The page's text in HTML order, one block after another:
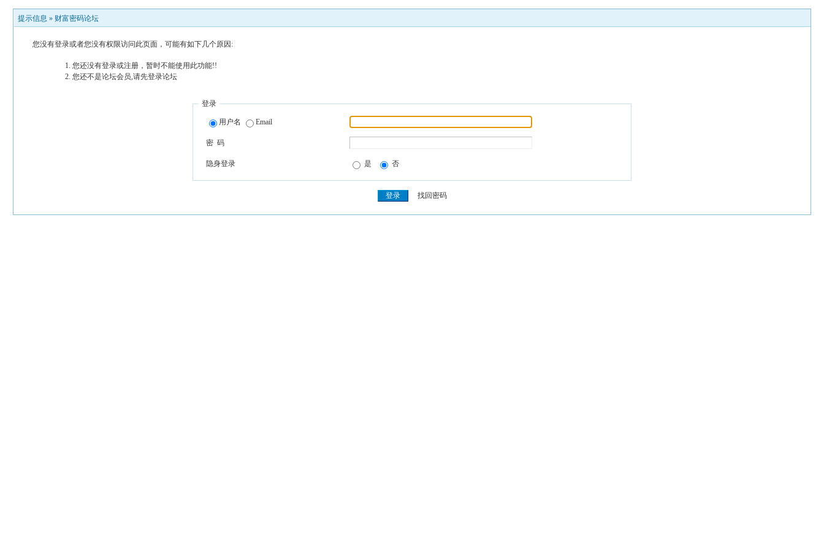
提示信息 » 财富密码论坛
您没有登录或者您没有权限访问此页面，可能有如下几个原因:
您还没有登录或注册，暂时不能使用此功能!!
您还不是论坛会员,请先登录论坛
登录
用户名 Email
密 码
隐身登录 是 否
找回密码